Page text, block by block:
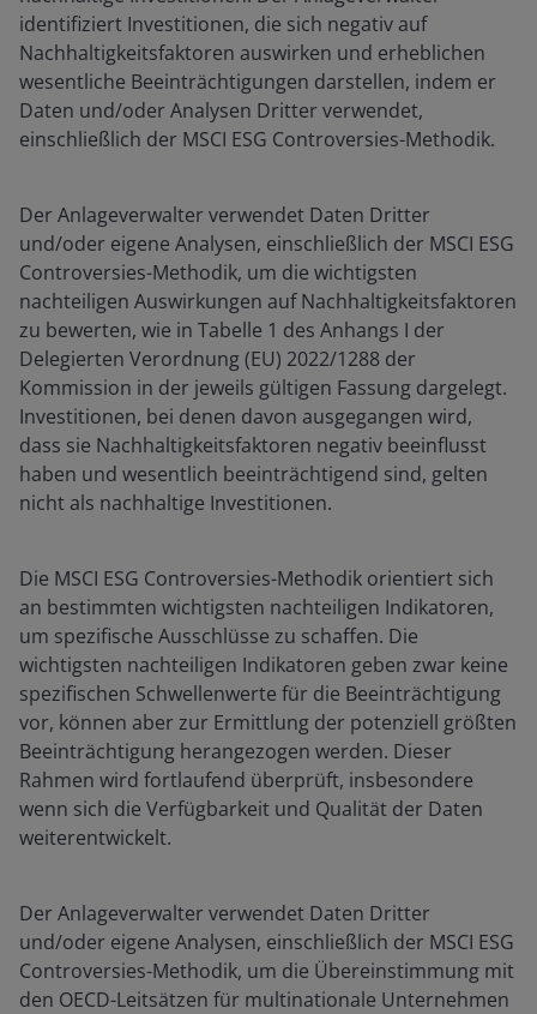
identifiziert Investitionen, die sich negativ auf
Nachhaltigkeitsfaktoren auswirken und erheblichen
wesentliche Beeinträchtigungen darstellen, indem er
Daten und/oder Analysen Dritter verwendet,
einschließlich der MSCI ESG Controversies-Methodik.
Der Anlageverwalter verwendet Daten Dritter
und/oder eigene Analysen, einschließlich der MSCI ESG
Controversies-Methodik, um die wichtigsten
nachteiligen Auswirkungen auf Nachhaltigkeitsfaktoren
zu bewerten, wie in Tabelle 1 des Anhangs I der
Delegierten Verordnung (EU) 2022/1288 der
Kommission in der jeweils gültigen Fassung dargelegt.
Investitionen, bei denen davon ausgegangen wird,
dass sie Nachhaltigkeitsfaktoren negativ beeinflusst
haben und wesentlich beeinträchtigend sind, gelten
nicht als nachhaltige Investitionen.
Die MSCI ESG Controversies-Methodik orientiert sich
an bestimmten wichtigsten nachteiligen Indikatoren,
um spezifische Ausschlüsse zu schaffen. Die
wichtigsten nachteiligen Indikatoren geben zwar keine
spezifischen Schwellenwerte für die Beeinträchtigung
vor, können aber zur Ermittlung der potenziell größten
Beeinträchtigung herangezogen werden. Dieser
Rahmen wird fortlaufend überprüft, insbesondere
wenn sich die Verfügbarkeit und Qualität der Daten
weiterentwickelt.
Der Anlageverwalter verwendet Daten Dritter
und/oder eigene Analysen, einschließlich der MSCI ESG
Controversies-Methodik, um die Übereinstimmung mit
den OECD-Leitsätzen für multinationale Unternehmen